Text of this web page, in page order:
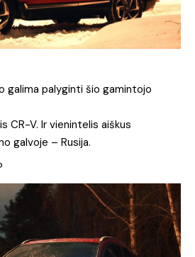
galima palyginti šio gamintojo
CR-V. Ir vienintelis aiškus
galvoje – Rusija.